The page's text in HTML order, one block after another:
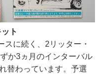
ト
スに続く、2リッター・
か3ヵ月のインターバル
替わっています。予選